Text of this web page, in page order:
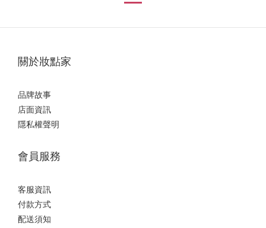
關於妝點家
品牌故事
店面資訊
隱私權聲明
會員服務
客服資訊
付款方式
配送須知